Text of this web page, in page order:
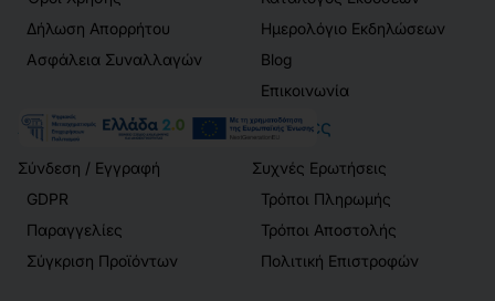
Δήλωση Απορρήτου
Ασφάλεια Συναλλαγών
Ημερολόγιο Εκδηλώσεων
Blog
Επικοινωνία
Λογαριασμός
Σύνδεση / Εγγραφή
GDPR
Παραγγελίες
Σύγκριση Προϊόντων
Πελάτες
Συχνές Ερωτήσεις
Τρόποι Πληρωμής
Τρόποι Αποστολής
Πολιτική Επιστροφών